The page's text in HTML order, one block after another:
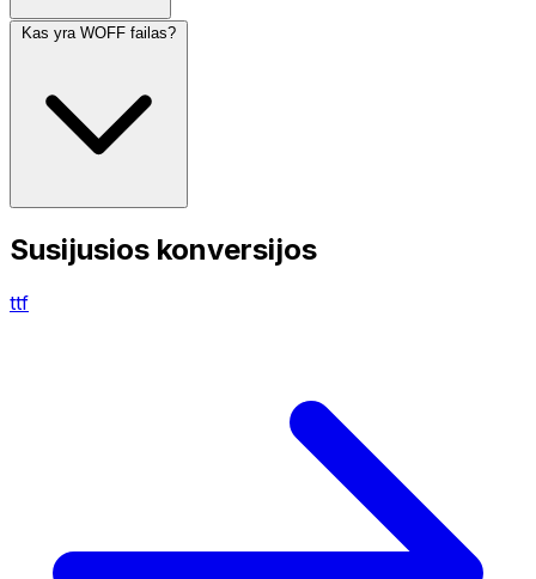
Kas yra WOFF failas?
Susijusios konversijos
ttf